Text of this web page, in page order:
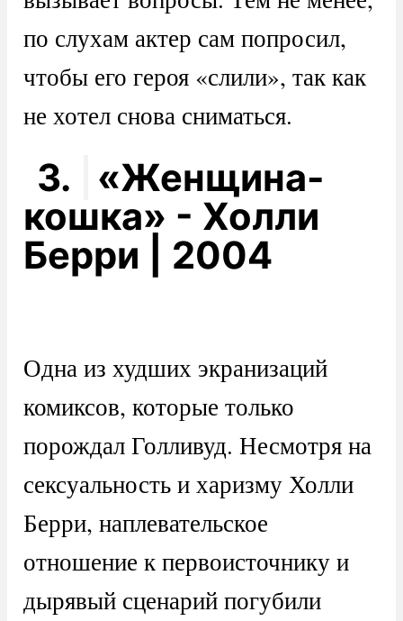
по слухам актер сам попросил,
чтобы его героя «слили», так как
не хотел снова сниматься.
3.
«Женщина-
кошка» - Холли
Берри | 2004
Одна из худших экранизаций
комиксов, которые только
порождал Голливуд. Несмотря на
сексуальность и харизму Холли
Берри, наплевательское
отношение к первоисточнику и
дырявый сценарий погубили